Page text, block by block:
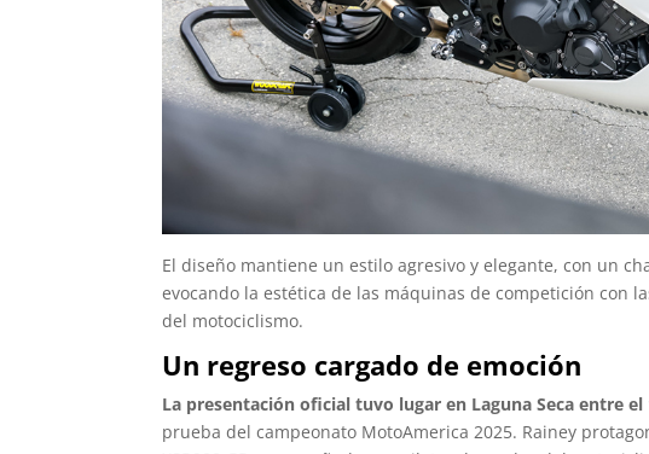
El diseño mantiene un estilo agresivo y elegante, con un
evocando la estética de las máquinas de competición con
del motociclismo.
Un regreso cargado de emoción
La presentación oficial tuvo lugar en Laguna Seca entre el
prueba del campeonato MotoAmerica 2025. Rainey